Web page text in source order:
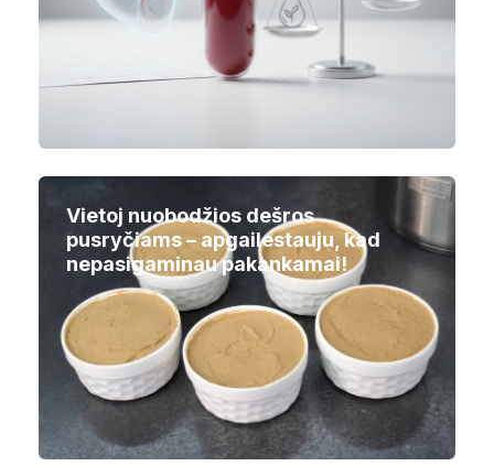
Vietoj nuobodžios dešros
pusryčiams – apgailestauju, kad
nepasigaminau pakankamai!